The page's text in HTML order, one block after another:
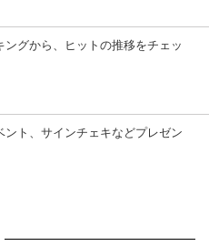
ングから、ヒットの推移をチェッ
ント、サインチェキなどプレゼン